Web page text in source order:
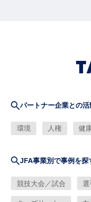
パートナー企業との
環境 人権 健
JFA事業別で事例を探
競技大会／試合 選